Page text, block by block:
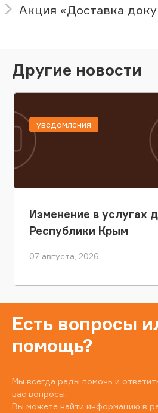
Акция «Доставка
Другие новости
Изменение в услугах
Республики Крым
07 августа, 2026
уведомления
Есть вопросы
помощь?
Мы всегда рады помочь и
вас вопросы.
Вы можете найти информацию в